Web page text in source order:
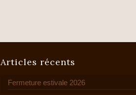
Articles récents
Fermeture estivale 2026